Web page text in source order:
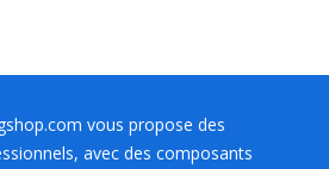
vous propose des
avec des composants